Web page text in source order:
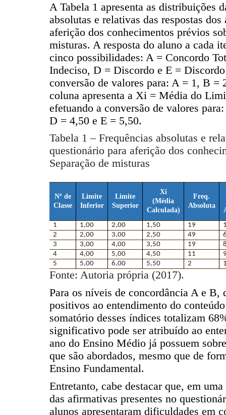
A Tabela 1 apresenta as distribuições
absolutas e relativas das respostas
aferição dos conhecimentos prévios
misturas. A resposta do aluno a cada
cinco possibilidades: A = Concordo
Indeciso, D = Discordo e E =
conversão de valores para: A = 1, B
coluna apresenta a Xi = Média do
efetuando a conversão de valores
D = 4,50 e E = 5,50.
Tabela 1 – Frequências absolutas e
questionário para aferição dos
Separação de misturas
Nº de
Classe
Limite
Inferior
Limite
Superior
Xi
(Média
Calculada)
Freq.
Absoluta
1
1,00 2,00 1,50 19
2
2,00 3,00 2,50 49
3
3,00 4,00 3,50 19
4
4,00 5,00 4,50 11
5
5,00 6,00 5,50 2
Fonte: Autoria própria (2017).
Para os níveis de concordância A e B,
positivos ao entendimento do
somatório desses índices totalizam
significativo pode ser atribuído ao
ano do Ensino Médio já possuem
que são abordados, mesmo que de
Ensino Fundamental.
Entretanto, cabe destacar que, em
das afirmativas presentes no
alunos apresentaram dificuldades em